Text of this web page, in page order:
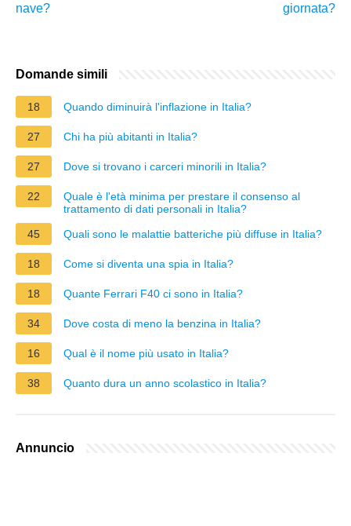
nave?
giornata?
Domande simili
18 Quando diminuirà l'inflazione in Italia?
27 Chi ha più abitanti in Italia?
27 Dove si trovano i carceri minorili in Italia?
22
Quale è l'età minima per prestare il consenso al
trattamento di dati personali in Italia?
45
Quali sono le malattie batteriche più diffuse in Italia?
18 Come si diventa una spia in Italia?
18 Quante Ferrari F40 ci sono in Italia?
34 Dove costa di meno la benzina in Italia?
16 Qual è il nome più usato in Italia?
38 Quanto dura un anno scolastico in Italia?
Annuncio